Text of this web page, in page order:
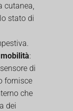
cutanea,
stato di
:
di
fornisce
che
dei